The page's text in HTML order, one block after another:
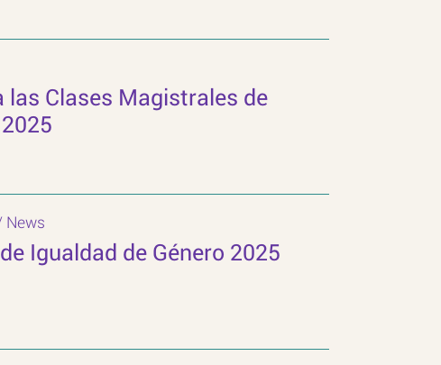
Clases Magistrales de
News
Igualdad de Género 2025